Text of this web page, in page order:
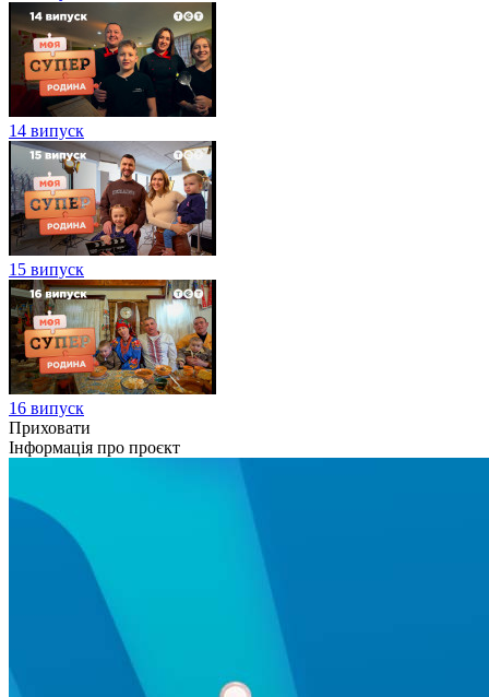
14 випуск
15 випуск
16 випуск
Приховати
Інформація про проєкт